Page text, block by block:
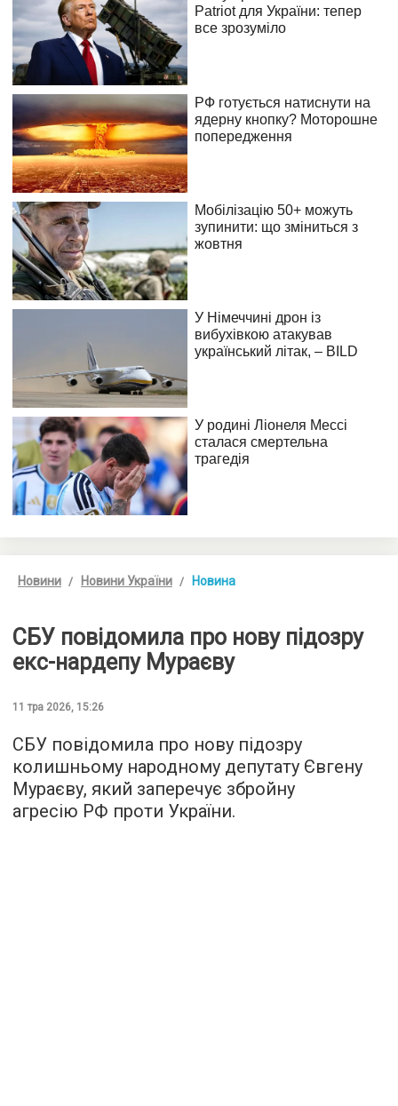
Новини Новини України Новина
СБУ повідомила про нову підозру
екс-нардепу Мураєву
11 тра 2026, 15:26
СБУ повідомила про нову підозру
колишньому народному депутату Євгену
Мураєву, який заперечує збройну
агресію РФ проти України.